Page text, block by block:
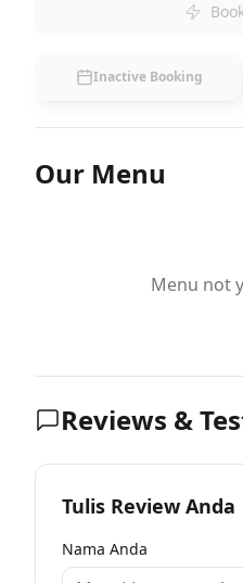
Inactive Booking
Our Menu
Menu not
Reviews &
Tulis Review Anda
Nama Anda